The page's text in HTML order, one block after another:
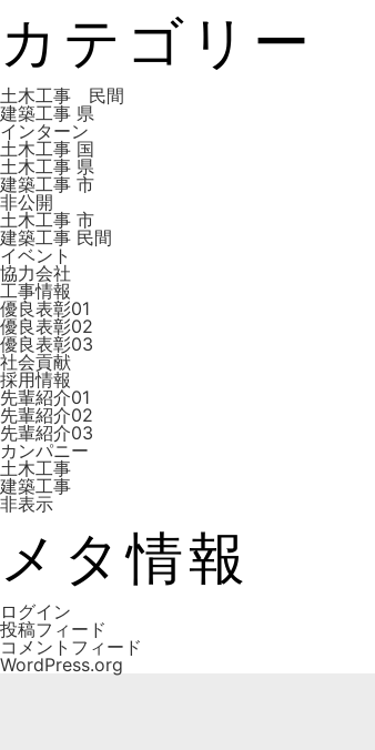
カテゴリー
土木工事 民間
建築工事 県
インターン
土木工事 国
土木工事 県
建築工事 市
非公開
土木工事 市
建築工事 ⺠間
イベント
協力会社
工事情報
優良表彰01
優良表彰02
優良表彰03
社会貢献
採用情報
先輩紹介01
先輩紹介02
先輩紹介03
カンパニー
土木工事
建築工事
非表示
メタ情報
ログイン
投稿フィード
コメントフィード
WordPress.org